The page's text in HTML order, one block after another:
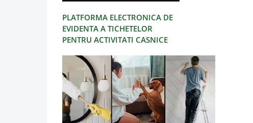
PLATFORMA ELECTRONICA DE
EVIDENTA A TICHETELOR
PENTRU ACTIVITATI CASNICE